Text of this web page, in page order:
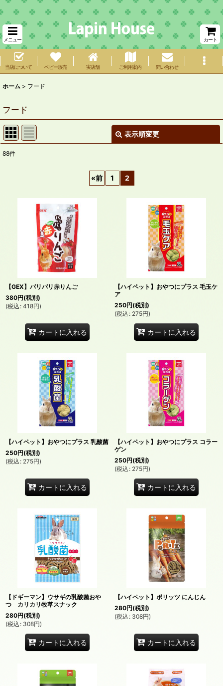
メニュー カート
当店について ベビー販売 実店舗 ご利用案内 問い合わせ
ホーム > フード
フード
表示順変更
在庫あり
88件
«前 1 2
【GEX】パリパリ赤りんご
380円(税別)
(税込 : 418円)
カートに入れる
【ハイペット】おやつにプラス 毛玉ケ
ア
250円(税別)
(税込 : 275円)
カートに入れる
【ハイペット】おやつにプラス 乳酸菌
250円(税別)
(税込 : 275円)
カートに入れる
【ハイペット】おやつにプラス コラー
ゲン
250円(税別)
(税込 : 275円)
カートに入れる
【ドギーマン】ウサギの乳酸菌おや
つ カリカリ牧草スナック
280円(税別)
(税込 : 308円)
カートに入れる
【ハイペット】ポリッツ にんじん
280円(税別)
(税込 : 308円)
カートに入れる